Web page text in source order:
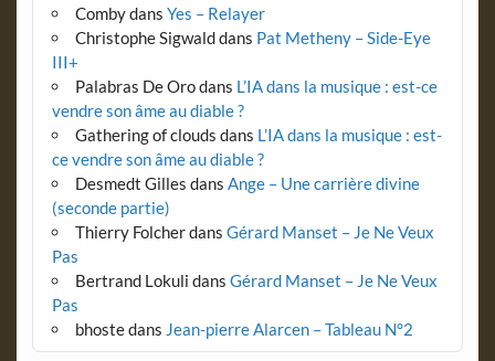
Combydans Yes – Relayer
Christophe Sigwalddans Pat Metheny – Side-Eye
III+
Palabras De Orodans L’IA dans la musique : est-ce
vendre son âme au diable ?
Gathering of clouds dans L’IA dans la musique : est-
ce vendre son âme au diable ?
Desmedt Gilles dans Ange – Une carrière divine
(seconde partie)
Thierry Folcherdans Gérard Manset – Je Ne Veux
Pas
Bertrand Lokuli dans Gérard Manset – Je Ne Veux
Pas
bhostedans Jean-pierre Alarcen – Tableau N°2